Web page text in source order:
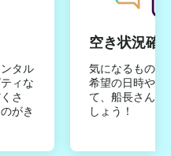
タル
ィな
さ
がき
空き状況確
気になるものは
希望の日時やご
て、船長さんか
しょう！